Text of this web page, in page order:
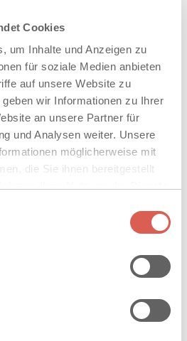
Cookies
um Inhalte und Anzeigen zu
für soziale Medien anbieten
auf unsere Website zu
wir Informationen zu Ihrer
an unsere Partner für
und Analysen weiter. Unsere
möglicherweise mit
die Sie ihnen bereitgestellt
Webseite weiterhin nutzen.
mit 15 mm Stichtiefe in
Entwässerungsschächte